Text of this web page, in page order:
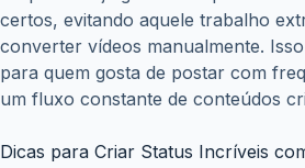
certos, evitando aquele trabalho
converter vídeos manualmente.
para quem gosta de postar com
um fluxo constante de conteúdos
Dicas para Criar Status Incríveis